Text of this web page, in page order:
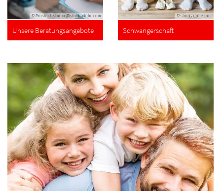
© Prostock-studio @stock.adobe.com
Unsere Beratungsangebote
© stock.adobe.com
Schwangerschaft